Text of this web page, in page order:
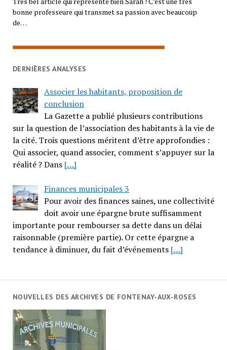
bonne professeure qui transmet sa passion avec beaucoup
de…
DERNIÈRES ANALYSES
Associer les habitants, proposition de
conclusion
La Gazette a publié plusieurs contributions
sur la question de l’association des habitants à la vie de
la cité. Trois questions méritent d’être approfondies :
Qui associer, quand associer, comment s’appuyer sur la
réalité ? Dans […]
Finances municipales 3
Pour avoir des finances saines, une collectivité
doit avoir une épargne brute suffisamment
importante pour rembourser sa dette dans un délai
raisonnable (première partie). Or cette épargne a
tendance à diminuer, du fait d’événements […]
NOUVELLES DES ARCHIVES DE FONTENAY-AUX-ROSES